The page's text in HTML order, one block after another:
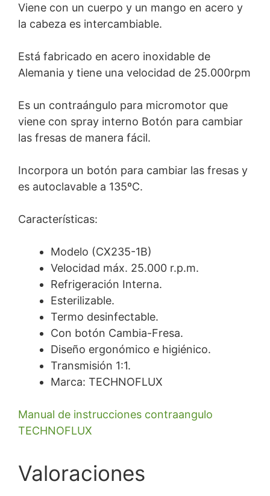
Viene con un cuerpo y un mango en acero y
la cabeza es intercambiable.
Está fabricado en acero inoxidable de
Alemania y tiene una velocidad de 25.000rpm
Es un contraángulo para micromotor que
viene con spray interno Botón para cambiar
las fresas de manera fácil.
Incorpora un botón para cambiar las fresas y
es autoclavable a 135ºC.
Características:
Modelo (CX235-1B)
Velocidad máx. 25.000 r.p.m.
Refrigeración Interna.
Esterilizable.
Termo desinfectable.
Con botón Cambia-Fresa.
Diseño ergonómico e higiénico.
Transmisión 1:1.
Marca: TECHNOFLUX
Manual de instrucciones contraangulo
TECHNOFLUX
Valoraciones